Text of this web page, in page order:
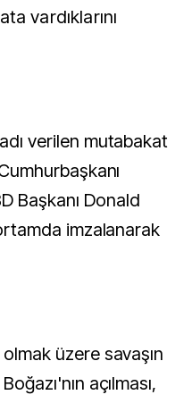
vardıklarını
verilen mutabakat
Başkanı Donald
imzalanarak
üzere savaşın
açılması,